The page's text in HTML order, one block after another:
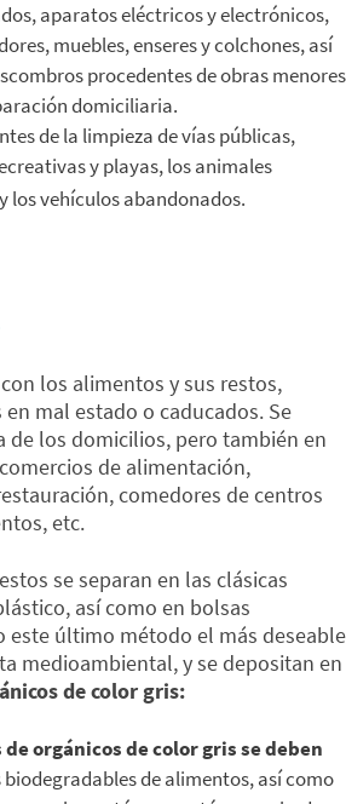
aparatos eléctricos y electrónicos,
muebles, enseres y colchones, así
procedentes de obras menores
domiciliaria.
de la limpieza de vías públicas,
y playas, los animales
los vehículos abandonados.
los alimentos y sus restos,
mal estado o caducados. Se
de los domicilios, pero también en
de alimentación,
comedores de centros
etc.
se separan en las clásicas
así como en bolsas
este último método el más deseable
medioambiental, y se depositan en
de color gris:
orgánicos de color grisse deben
biodegradables de alimentos, así como